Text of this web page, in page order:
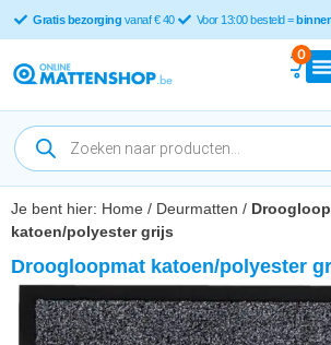
Gratis bezorging vanaf € 40 Voor 13:00 besteld =
0
Je bent hier: Home / Deurmatten /
katoen/polyester grijs
Droogloopmat katoen/polyester